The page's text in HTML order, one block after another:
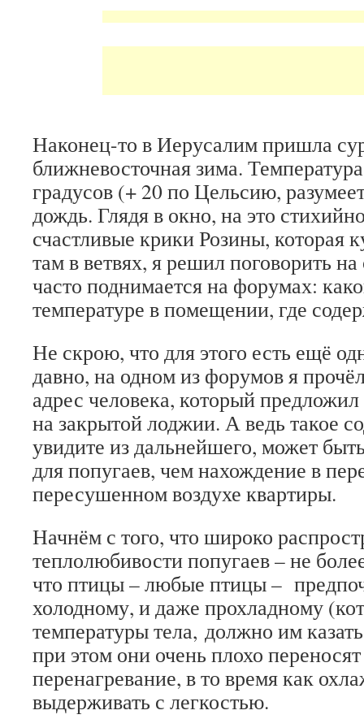
Наконец-то в Иерусалим пришла
ближневосточная зима.
градусов (+ 20 по Цельсию,
дождь. Глядя в окно, на это
счастливые крики Розины, которая
там в ветвях, я решил поговорить
часто поднимается на форумах:
температуре в помещении, где
Не скрою, что для этого есть ещё
давно, на одном из форумов я
адрес человека, который
на закрытой лоджии. А ведь такое
увидите из дальнейшего, может
для попугаев, чем нахождение в
пересушенном воздухе квартиры.
Начнём с того, что широко
теплолюбивости попугаев – не
что птицы – любые птицы –
холодному, и даже прохладному
температуры тела, должно им
при этом они очень плохо
перенагревание, в то время как
выдерживать с легкостью.